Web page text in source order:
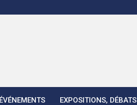
ÉVÉNEMENTS EXPOSITIONS, DÉBATS